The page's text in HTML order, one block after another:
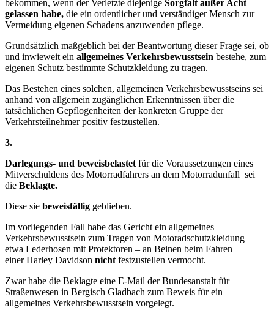
bekommen, wenn der Verletzte diejenige Sorgfalt außer Acht
gelassen habe, die ein ordentlicher und verständiger Mensch zur
Vermeidung eigenen Schadens anzuwenden pflege.
Grundsätzlich maßgeblich bei der Beantwortung dieser Frage sei, ob
und inwieweit ein allgemeines Verkehrsbewusstsein bestehe, zum
eigenen Schutz bestimmte Schutzkleidung zu tragen.
Das Bestehen eines solchen, allgemeinen Verkehrsbewusstseins sei
anhand von allgemein zugänglichen Erkenntnissen über die
tatsächlichen Gepflogenheiten der konkreten Gruppe der
Verkehrsteilnehmer positiv festzustellen.
3.
Darlegungs- und beweisbelastet für die Voraussetzungen eines
Mitverschuldens des Motorradfahrers an dem Motorradunfall sei
die Beklagte.
Diese sie beweisfällig geblieben.
Im vorliegenden Fall habe das Gericht ein allgemeines
Verkehrsbewusstsein zum Tragen von Motoradschutzkleidung –
etwa Lederhosen mit Protektoren – an Beinen beim Fahren
einer Harley Davidson nicht festzustellen vermocht.
Zwar habe die Beklagte eine E-Mail der Bundesanstalt für
Straßenwesen in Bergisch Gladbach zum Beweis für ein
allgemeines Verkehrsbewusstsein vorgelegt.